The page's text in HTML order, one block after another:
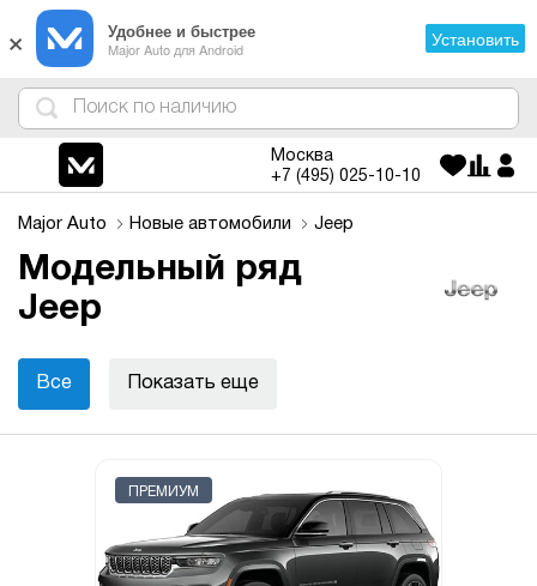
4
1
3
2
Москва
+7 (495) 025-10-10
Major Auto Новые автомобили Jeep
Модельный ряд
Jeep
Все Показать еще
ПРЕМИУМ
× Удобнее и быстрее
Major Auto для Android Установить